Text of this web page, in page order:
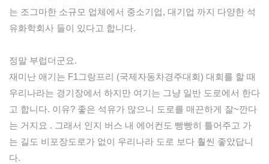
는 조그마한 소규모 업체에서 중소기업, 대기업 까지 다양한 석
유화학회사 들이 있다고 합니다.
정말 부럽더군요.
재미난 애기는 F1그랑프리 (국제자동차경주대회) 대회를 할 때
우리나라는 경기장에서 하지만 여기는 그냥 일반 도로에서 한다
고 합니다. 이유? 좋은 석유가 많으니 도로를 매끈하게 잘~깐다
는 거지요 . 그래서 인지 버스 내 에어컨도 빵빵히 틀어주고 가
는 길도 비포장도로가 없이 우리나라 도로 보다 훨씬 좋았답니
다.